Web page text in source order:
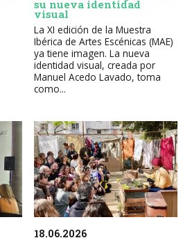
su nueva identidad
visual
La XI edición de la Muestra
Ibérica de Artes Escénicas (MAE)
ya tiene imagen. La nueva
identidad visual, creada por
Manuel Acedo Lavado, toma
como...
18.06.2026